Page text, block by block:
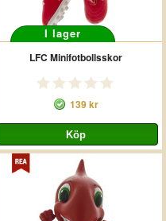
I lager
LFC Minifotbollsskor
139 kr